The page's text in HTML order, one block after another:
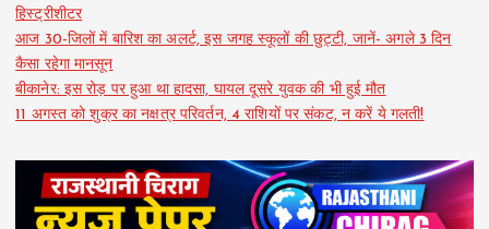
हिस्ट्रीशीटर
आज 30-जिलों में बारिश का अलर्ट, इस जगह स्कूलों की छुट्टी, जानें- अगले 3 दिन
कैसा रहेगा मानसून
बीकानेर: इस रोड़ पर हुआ था हादसा, घायल दूसरे युवक की भी हुई मौत
11 अगस्त को शुक्र का नक्षत्र परिवर्तन, 4 राशियों पर संकट, न करें ये गलती!